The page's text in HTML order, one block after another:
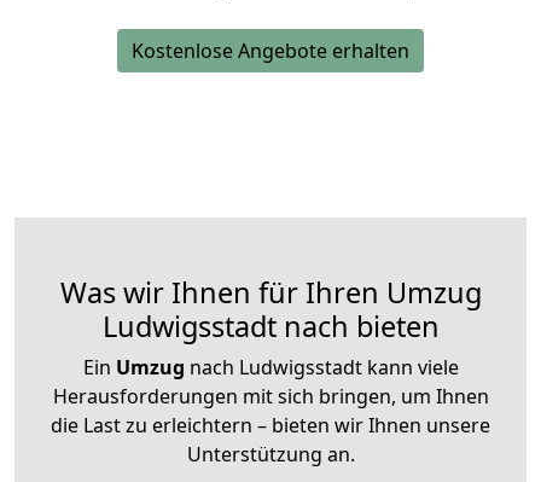
Kostenlose Angebote erhalten
Was wir Ihnen für Ihren Umzug
Ludwigsstadt nach bieten
Ein Umzug nach Ludwigsstadt kann viele
Herausforderungen mit sich bringen, um Ihnen
die Last zu erleichtern – bieten wir Ihnen unsere
Unterstützung an.